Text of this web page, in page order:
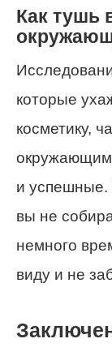
Как тушь
которые
косметику,
и успешные.
вы не
немного
виду и не